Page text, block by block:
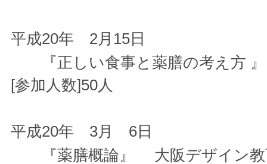
平成20年 2月15日
『正しい食事と薬膳の考え方
[参加人数]50人
平成20年 3月 6日
『薬膳概論』 大阪デザイン教